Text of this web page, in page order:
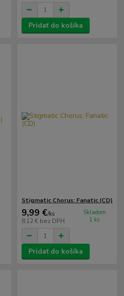
Pridať do košíka
Stigmatic Chorus: Fanatic (CD)
9,99 €/ks
8,12 € bez DPH
Skladom
1 ks
Pridať do košíka